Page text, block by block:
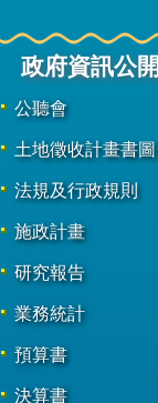
政府資訊公開
公聽會
土地徵收計畫書圖
法規及行政規則
施政計畫
研究報告
業務統計
預算書
決算書